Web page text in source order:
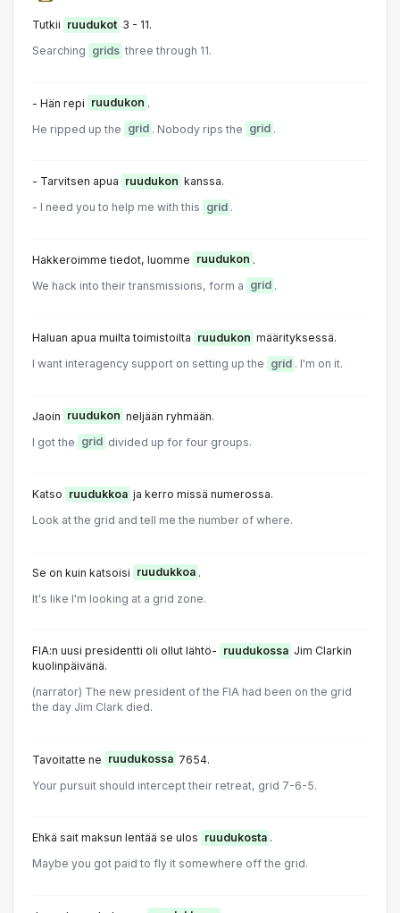
Tutkii ruudukot 3 - 11.
Searching grids three through 11.
- Hän repi ruudukon .
He ripped up the grid . Nobody rips the grid .
- Tarvitsen apua ruudukon kanssa.
- I need you to help me with this grid .
Hakkeroimme tiedot, luomme ruudukon .
We hack into their transmissions, form a grid .
Haluan apua muilta toimistoilta ruudukon määrityksessä.
I want interagency support on setting up the grid . I'm on it.
Jaoin ruudukon neljään ryhmään.
I got the grid divided up for four groups.
Katso ruudukkoa ja kerro missä numerossa.
Look at the grid and tell me the number of where.
Se on kuin katsoisi ruudukkoa .
It's like I'm looking at a grid zone.
FIA:n uusi presidentti oli ollut lähtö- ruudukossa Jim Clarkin
kuolinpäivänä.
(narrator) The new president of the FIA had been on the grid
the day Jim Clark died.
Tavoitatte ne ruudukossa 7654.
Your pursuit should intercept their retreat, grid 7-6-5.
Ehkä sait maksun lentää se ulos ruudukosta .
Maybe you got paid to fly it somewhere off the grid.